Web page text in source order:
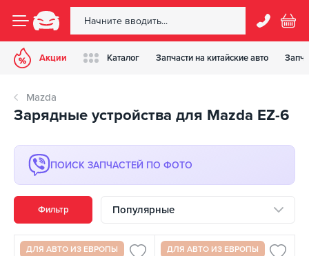
Акции Каталог Запчасти на китайские авто
Mazda
Зарядные устройства для Mazda EZ-6
ПОИСК ЗАПЧАСТЕЙ ПО ФОТО
Фильтр Популярные
ДЛЯ АВТО ИЗ ЕВРОПЫ ДЛЯ АВТО ИЗ ЕВРОПЫ